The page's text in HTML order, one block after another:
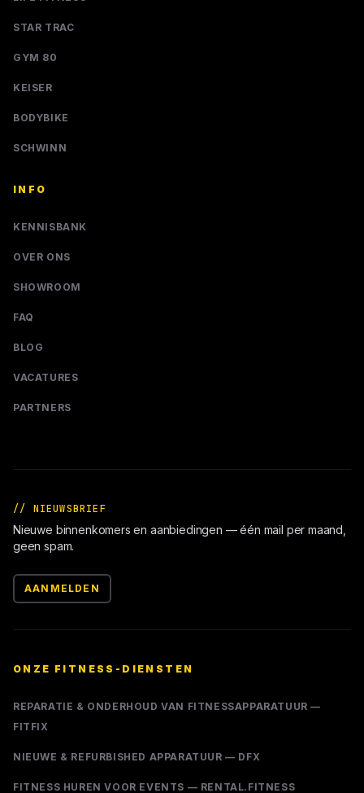
STAR TRAC
GYM 80
KEISER
BODYBIKE
SCHWINN
INFO
KENNISBANK
OVER ONS
SHOWROOM
FAQ
BLOG
VACATURES
PARTNERS
// NIEUWSBRIEF
Nieuwe binnenkomers en aanbiedingen — één mail per maand,
geen spam.
AANMELDEN
ONZE FITNESS-DIENSTEN
REPARATIE & ONDERHOUD VAN FITNESSAPPARATUUR —
FITFIX
NIEUWE & REFURBISHED APPARATUUR — DFX
FITNESS HUREN VOOR EVENTS — RENTAL.FITNESS